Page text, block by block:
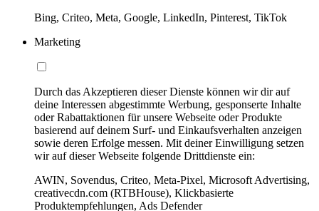
Bing, Criteo, Meta, Google, LinkedIn, Pinterest, TikTok
Marketing
Durch das Akzeptieren dieser Dienste können wir dir auf
deine Interessen abgestimmte Werbung, gesponserte Inhalte
oder Rabattaktionen für unsere Webseite oder Produkte
basierend auf deinem Surf- und Einkaufsverhalten anzeigen
sowie deren Erfolge messen. Mit deiner Einwilligung setzen
wir auf dieser Webseite folgende Drittdienste ein:
AWIN, Sovendus, Criteo, Meta-Pixel, Microsoft Advertising,
creativecdn.com (RTBHouse), Klickbasierte
Produktempfehlungen, Ads Defender